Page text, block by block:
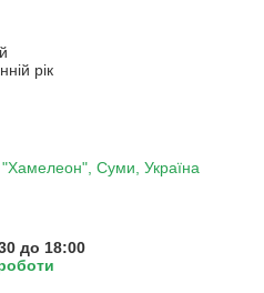
рік
Суми, Україна
до 18:00